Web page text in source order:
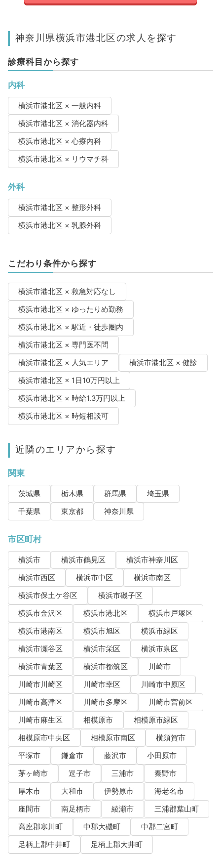
神奈川県横浜市港北区の求人を探す
診療科目から探す
内科
横浜市港北区 × 一般内科
横浜市港北区 × 消化器内科
横浜市港北区 × 心療内科
横浜市港北区 × リウマチ科
外科
横浜市港北区 × 整形外科
横浜市港北区 × 乳腺外科
こだわり条件から探す
横浜市港北区 × 救急対応なし
横浜市港北区 × ゆったりめ勤務
横浜市港北区 × 駅近・徒歩圏内
横浜市港北区 × 専門医不問
横浜市港北区 × 人気エリア
横浜市港北区 × 健診
横浜市港北区 × 1日10万円以上
横浜市港北区 × 時給1.3万円以上
横浜市港北区 × 時短相談可
近隣のエリアから探す
関東
茨城県 栃木県 群馬県
埼玉県
千葉県
東京都 神奈川県
市区町村
横浜市 横浜市鶴見区
横浜市神奈川区
横浜市西区
横浜市中区
横浜市南区
横浜市保土ケ谷区
横浜市磯子区
横浜市金沢区
横浜市港北区
横浜市戸塚区
横浜市港南区
横浜市旭区
横浜市緑区
横浜市瀬谷区
横浜市栄区
横浜市泉区
横浜市青葉区
横浜市都筑区
川崎市
川崎市川崎区
川崎市幸区
川崎市中原区
川崎市高津区
川崎市多摩区
川崎市宮前区
川崎市麻生区
相模原市
相模原市緑区
相模原市中央区
相模原市南区
横須賀市
平塚市
鎌倉市 藤沢市
小田原市
茅ヶ崎市
逗子市 三浦市
秦野市
厚木市
大和市 伊勢原市
海老名市
座間市
南足柄市 綾瀬市
三浦郡葉山町
高座郡寒川町
中郡大磯町
中郡二宮町
足柄上郡中井町
足柄上郡大井町